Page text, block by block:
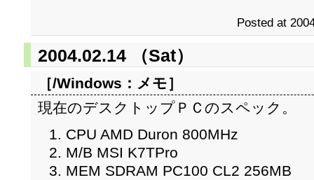
Posted at
2004.02.14 （Sat）
［/Windows： メモ］
現在のデスクトップＰＣのスペック。
CPU AMD Duron 800MHz
M/B MSI K7TPro
MEM SDRAM PC100 CL2 256MB